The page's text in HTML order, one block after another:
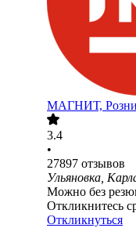
МАГНИТ,
3.4
•
27897 отзывов
Ульяновка,
Можно без
Откликнитесь
Откликнуться